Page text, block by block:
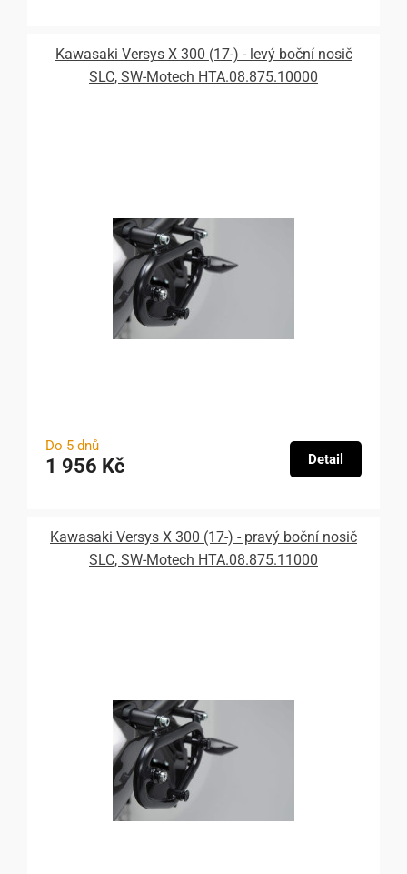
Kawasaki Versys X 300 (17-) - levý boční nosič
SLC, SW-Motech HTA.08.875.10000
Do 5 dnů
1 956 Kč Detail
Kawasaki Versys X 300 (17-) - pravý boční nosič
SLC, SW-Motech HTA.08.875.11000